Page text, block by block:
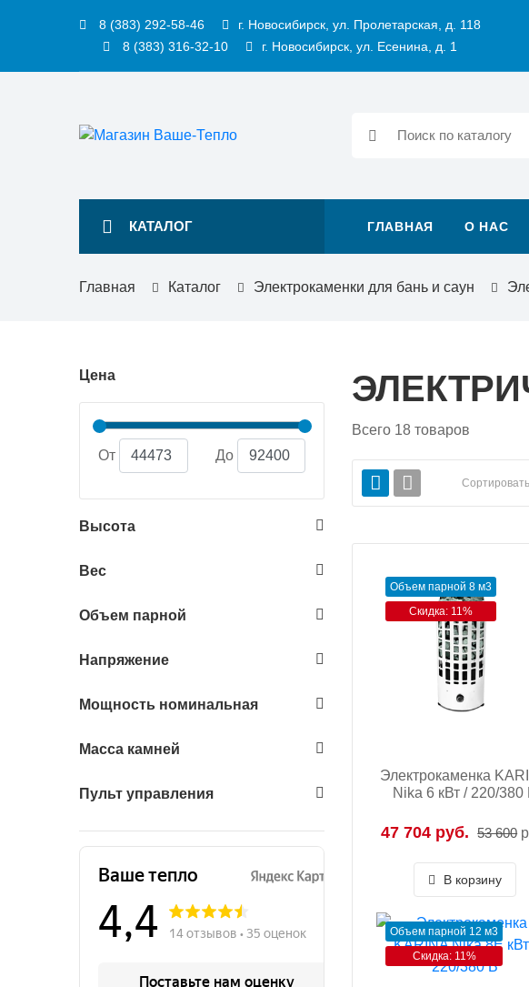
8 (383) 292-58-46
г. Новосибирск, ул. Пролетарская, д. 118
8 (383) 316-32-10
г. Новосибирск, ул. Есенина, д. 1
КАТАЛОГ ГЛАВНАЯ О НАС
Главная Каталог Электрокаменки для бань и саун
Цена
От До
Высота
Вес
Объем парной
Напряжение
Мощность номинальная
Масса камней
Пульт управления
Всего 18 товаров
Сортировать
Объем парной 8 м3
Скидка: 11%
Электрокаменка
Nika 6 кВт / 220/380
47 704 руб. 53 600
В корзину
Объем парной 12 м3
Скидка: 11%